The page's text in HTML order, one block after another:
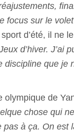
focus sur le
d’été, il ne
d’hiver. J’ai
que je
olympique de
chose qui
pas à ça. On est